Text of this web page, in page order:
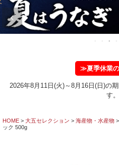
≫夏季休業
2026年8月11日(火)～8月16日(日)の
す。
HOME 大五セレクション 海産物・水産物
ック 500g